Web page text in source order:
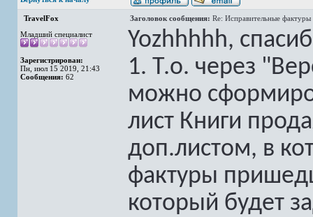
TravelFox Заголовок сообщения: Re: Исправительные
Младший специалист
Зарегистрирован:
Пн, июл 15 2019, 21:43
Сообщения: 62
Yozhhhhh,
1. Т.о. через
можно
лист Книги
доп.листом, в
фактуры
который будет